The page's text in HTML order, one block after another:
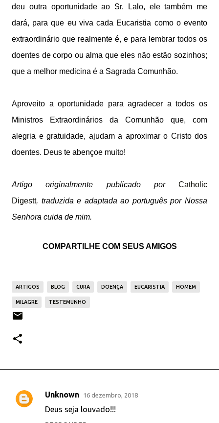
deu outra oportunidade ao Sr. Lalo, ele também me
dará, para que eu viva cada Eucaristia como o evento
extraordinário que realmente é, e para lembrar todos os
doentes de corpo ou alma que eles não estão sozinhos;
que a melhor medicina é a Sagrada Comunhão.
Aproveito a oportunidade para agradecer a todos os
Ministros Extraordinários da Comunhão que, com
alegria e gratuidade, ajudam a aproximar o Cristo dos
doentes. Deus te abençoe muito!
Artigo originalmente publicado por Catholic
Digestt, traduzida e adaptada ao português por Nossa
Senhora cuida de mim.
COMPARTILHE COM SEUS AMIGOS
ARTIGOS BLOG CURA DOENÇA EUCARISTIA HOMEM
MILAGRE TESTEMUNHO
C
Unknown 16 dezembro, 2018
Deus seja louvado!!!